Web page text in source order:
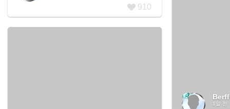
910
1일 전